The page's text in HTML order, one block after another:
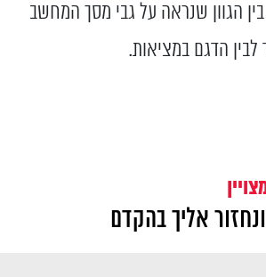
הגוון שנראה על גבי מסך המחשב
לבין הדגם במציאות.
אליך בהקדם